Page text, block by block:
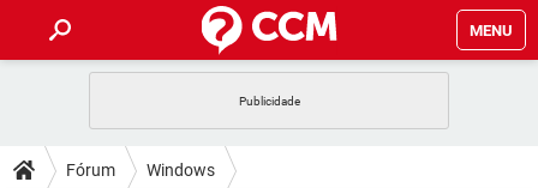
MENU
CELULAR
DICAS
Fórum Windows